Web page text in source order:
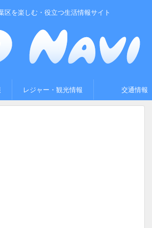
区を楽しむ・役立つ生活情報サイト
レジャー・観光情報 交通情報